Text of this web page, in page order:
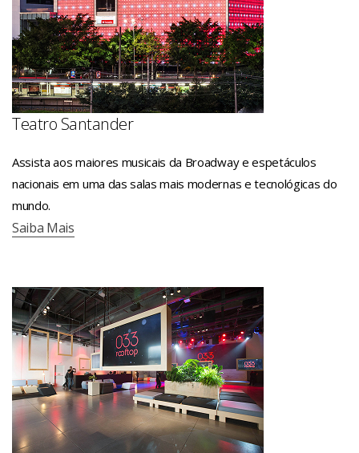
Teatro Santander
Assista aos maiores musicais da Broadway e espetáculos
nacionais em uma das salas mais modernas e tecnológicas do
mundo.
Saiba Mais